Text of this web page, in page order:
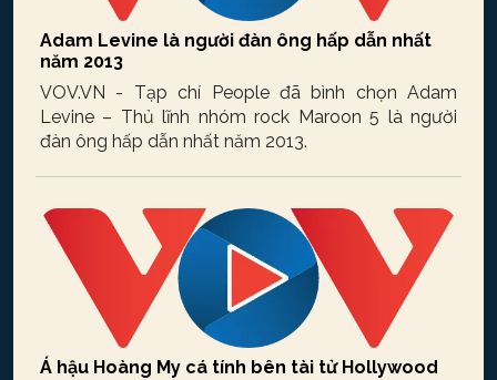
Adam Levine là người đàn ông hấp dẫn nhất
năm 2013
VOV.VN - Tạp chí People đã bình chọn Adam
Levine – Thủ lĩnh nhóm rock Maroon 5 là người
đàn ông hấp dẫn nhất năm 2013.
Á hậu Hoàng My cá tính bên tài tử Hollywood